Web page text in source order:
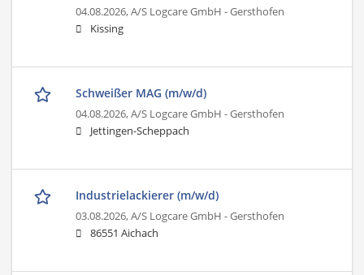
04.08.2026,A/S Logcare GmbH - Gersthofen
Kissing
Schweißer MAG (m/w/d)
04.08.2026,A/S Logcare GmbH - Gersthofen
Jettingen-Scheppach
Industrielackierer (m/w/d)
03.08.2026,A/S Logcare GmbH - Gersthofen
86551 Aichach